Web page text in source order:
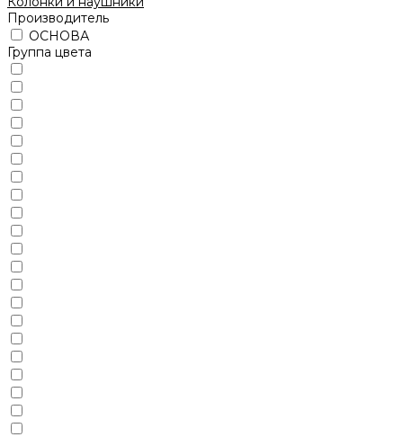
Производитель
ОСНОВА
Группа цвета